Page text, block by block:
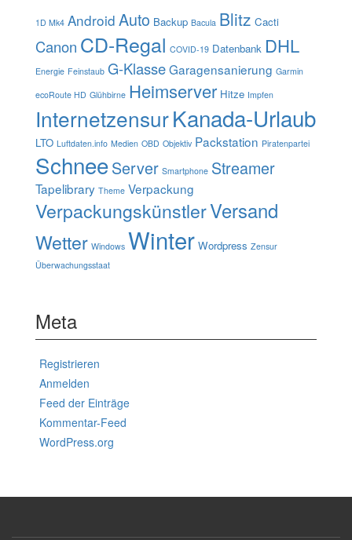
1D Mk4 Android Auto Backup Bacula Blitz Cacti
Canon CD-Regal COVID-19 Datenbank DHL
Energie Feinstaub G-KlasseGaragensanierung Garmin
ecoRoute HD Glühbirne Heimserver Hitze Impfen
InternetzensurKanada-Urlaub
LTO Luftdaten.info Medien OBD Objektiv Packstation Piratenpartei
SchneeServer Smartphone Streamer
Tapelibrary Theme Verpackung
VerpackungskünstlerVersand
Wetter Windows Winter Wordpress Zensur
Überwachungsstaat
Meta
Registrieren
Anmelden
Feed der Einträge
Kommentar-Feed
WordPress.org